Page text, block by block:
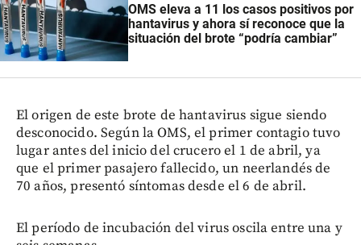
OMS eleva a 11 los casos positivos por
hantavirus y ahora sí reconoce que la
situación del brote “podría cambiar”
El origen de este brote de hantavirus sigue siendo
desconocido. Según la OMS, el primer contagio tuvo
lugar antes del inicio del crucero el 1 de abril, ya
que el primer pasajero fallecido, un neerlandés de
70 años, presentó síntomas desde el 6 de abril.
El período de incubación del virus oscila entre una y